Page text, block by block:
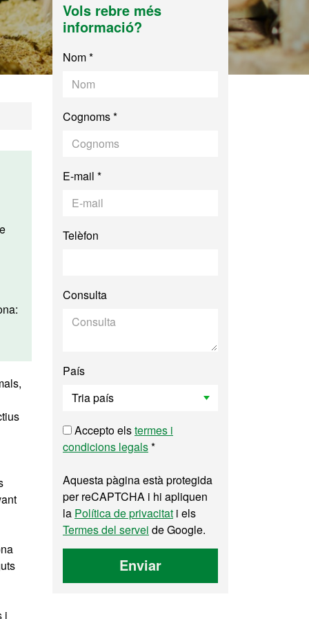
i
Vols rebre més
informació?
Nom *
Cognoms *
E-mail *
Telèfon
Consulta
País
Accepto elstermes i
condicions legals*
Aquesta pàgina està protegida
per reCAPTCHA i hi apliquen
la Política de privacitat i els
Termes del servei de Google.
Enviar